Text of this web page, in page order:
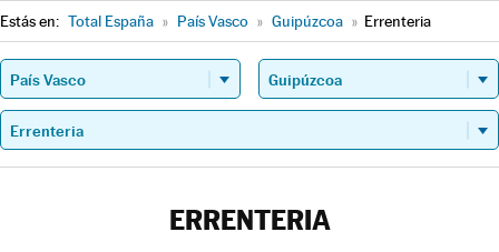
Estás en: Total España » País Vasco » Guipúzcoa » Errenteria
ERRENTERIA